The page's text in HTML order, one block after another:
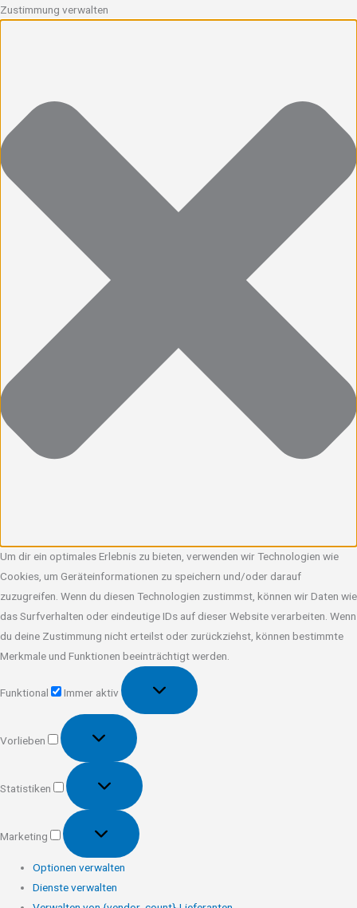
Zustimmung verwalten
Um dir ein optimales Erlebnis zu bieten, verwenden wir Technologien wie
Cookies, um Geräteinformationen zu speichern und/oder darauf
zuzugreifen. Wenn du diesen Technologien zustimmst, können wir Daten wie
das Surfverhalten oder eindeutige IDs auf dieser Website verarbeiten. Wenn
du deine Zustimmung nicht erteilst oder zurückziehst, können bestimmte
Merkmale und Funktionen beeinträchtigt werden.
Funktional
Immer aktiv
Vorlieben
Vorlieben
Statistiken
Statistiken
Marketing
Marketing
Optionen verwalten
Dienste verwalten